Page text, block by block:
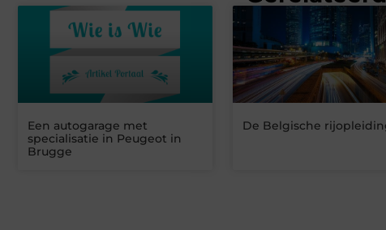
Een autogarage met
specialisatie in Peugeot in
Brugge
De Belgische